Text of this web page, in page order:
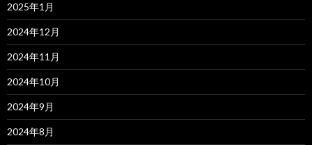
2025年1月
2024年12月
2024年11月
2024年10月
2024年9月
2024年8月